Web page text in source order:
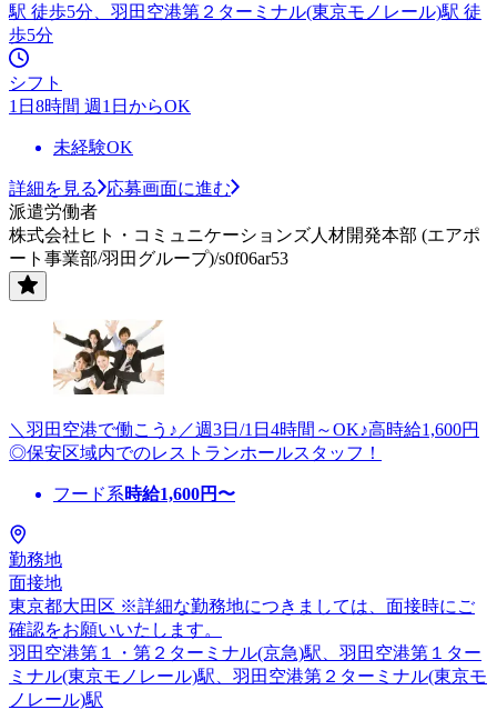
駅 徒歩5分、羽田空港第２ターミナル(東京モノレール)駅 徒
歩5分
シフト
1日8時間 週1日からOK
未経験OK
詳細を見る
応募画面に進む
派遣労働者
株式会社ヒト・コミュニケーションズ人材開発本部 (エアポ
ート事業部/羽田グループ)/s0f06ar53
＼羽田空港で働こう♪／週3日/1日4時間～OK♪高時給1,600円
◎保安区域内でのレストランホールスタッフ！
フード系時給1,600円〜
勤務地
面接地
東京都大田区 ※詳細な勤務地につきましては、面接時にご
確認をお願いいたします。
羽田空港第１・第２ターミナル(京急)駅、羽田空港第１ター
ミナル(東京モノレール)駅、羽田空港第２ターミナル(東京モ
ノレール)駅